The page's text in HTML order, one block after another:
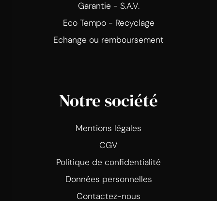
Garantie - S.A.V.
Eco Tempo - Recyclage
Echange ou remboursement
Notre société
Mentions légales
CGV
Politique de confidentialité
Données personnelles
Contactez-nous